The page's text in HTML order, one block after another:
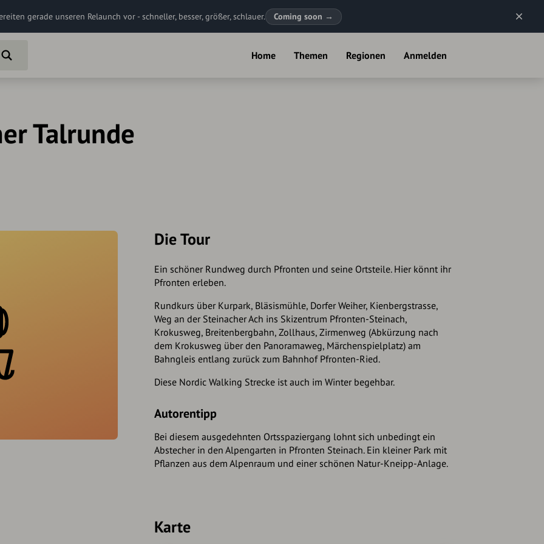
gerade unseren Relaunch vor - schneller, besser, größer, schlauer. Coming soon →
Home Themen Regionen Anmelden
Talrunde
Die Tour
Ein schöner Rundweg durch Pfronten und seine Ortsteile. Hier könnt ihr
Pfronten erleben.
Rundkurs über Kurpark, Bläsismühle, Dorfer Weiher, Kienbergstrasse,
Weg an der Steinacher Ach ins Skizentrum Pfronten-Steinach,
Krokusweg, Breitenbergbahn, Zollhaus, Zirmenweg (Abkürzung nach
dem Krokusweg über den Panoramaweg, Märchenspielplatz) am
Bahngleis entlang zurück zum Bahnhof Pfronten-Ried.
Diese Nordic Walking Strecke ist auch im Winter begehbar.
Autorentipp
Bei diesem ausgedehnten Ortsspaziergang lohnt sich unbedingt ein
Abstecher in den Alpengarten in Pfronten Steinach. Ein kleiner Park mit
Pflanzen aus dem Alpenraum und einer schönen Natur-Kneipp-Anlage.
Karte